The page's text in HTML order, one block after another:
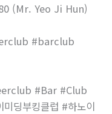
(Mr. Yeo Ji Hun)
#barclub
#Bar #Club
딩부킹클럽 #하노이